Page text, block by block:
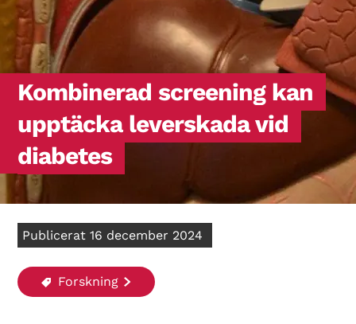
Blodsockerkollen
Kombinerad screening kan
upptäcka leverskada vid
diabetes
Publicerat 16 december 2024
Forskning